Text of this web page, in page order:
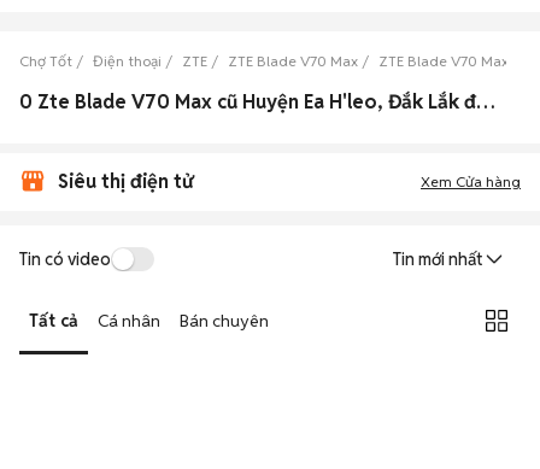
Chợ Tốt Điện thoại ZTE ZTE Blade V70 Max ZTE Blade V70 Max Đắk
0 Zte Blade V70 Max cũ Huyện Ea H'leo, Đắk Lắk đẹp
Siêu thị điện tử Xem Cửa hàng
Tin có video Tin mới nhất
Tất cả Cá nhân Bán chuyên